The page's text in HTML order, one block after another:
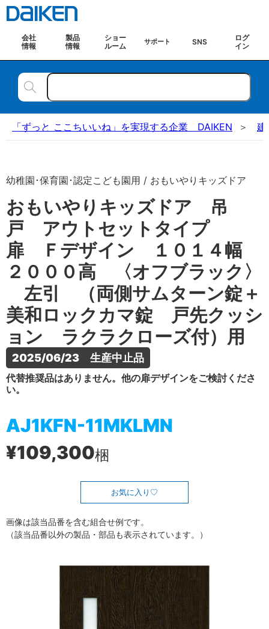
会社
情報
製品
情報
ショー
ルーム
サポート SNS
ログ
イン
「ずっと ここちいいね」を実現する企業 DAIKEN 建
幼稚園･保育園･認定こども園用 / おもいやりキッズドア
おもいやりキッズドア 吊
戸 アウトセットタイプ
扉 Ｆデザイン １０１４幅
２０００高 〈オフブラック〉
左引 （両側サムターン錠＋
美和ロックカマ錠 戸先クッシ
ョン ラクラクローズ付）用
2025/06/23　生産中止品
代替推奨品はありません。他の扉デザインをご検討くださ
い。
AJ1KFN-11MKLMN
¥109,300梱
お気に入り
画像は該当品番を含む組合せ例です。
（該当品番以外の製品・部品も表示されています。）